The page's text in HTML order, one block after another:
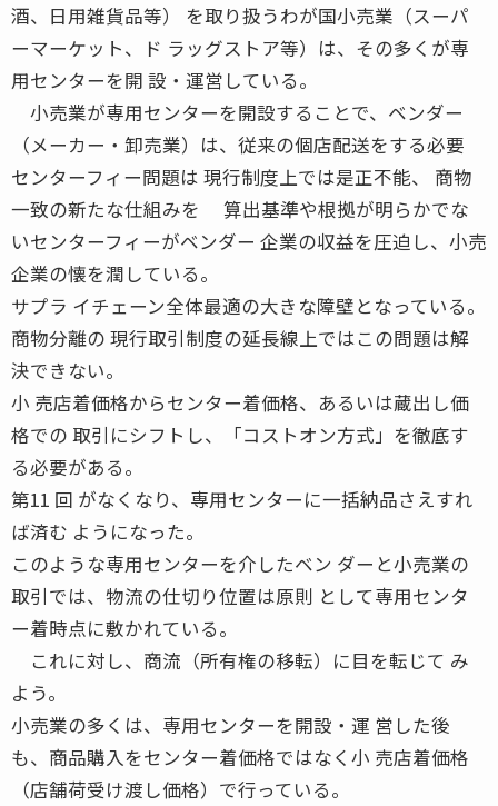
酒、日用雑貨品等） を取り扱うわが国小売業（スーパ
ーマーケット、ド ラッグストア等）は、その多くが専
用センターを開 設・運営している。
小売業が専用センターを開設することで、ベンダー
（メーカー・卸売業）は、従来の個店配送をする必要
センターフィー問題は 現行制度上では是正不能、 商物
一致の新たな仕組みを 算出基準や根拠が明らかでな
いセンターフィーがベンダー 企業の収益を圧迫し、小売
企業の懐を潤している。
サプラ イチェーン全体最適の大きな障壁となっている。
商物分離の 現行取引制度の延長線上ではこの問題は解
決できない。
小 売店着価格からセンター着価格、あるいは蔵出し価
格での 取引にシフトし、「コストオン方式」を徹底す
る必要がある。
第11 回 がなくなり、専用センターに一括納品さえすれ
ば済む ようになった。
このような専用センターを介したベン ダーと小売業の
取引では、物流の仕切り位置は原則 として専用センタ
ー着時点に敷かれている。
これに対し、商流（所有権の移転）に目を転じて み
よう。
小売業の多くは、専用センターを開設・運 営した後
も、商品購入をセンター着価格ではなく小 売店着価格
（店舗荷受け渡し価格）で行っている。